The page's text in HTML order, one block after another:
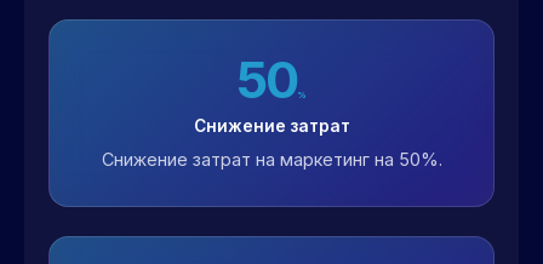
50%
Снижение затрат
Снижение затрат на маркетинг на 50%.